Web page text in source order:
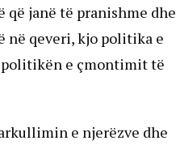
janë të pranishme dhe
në qeveri, kjo politika e
politikën e çmontimit të
e njerëzve dhe